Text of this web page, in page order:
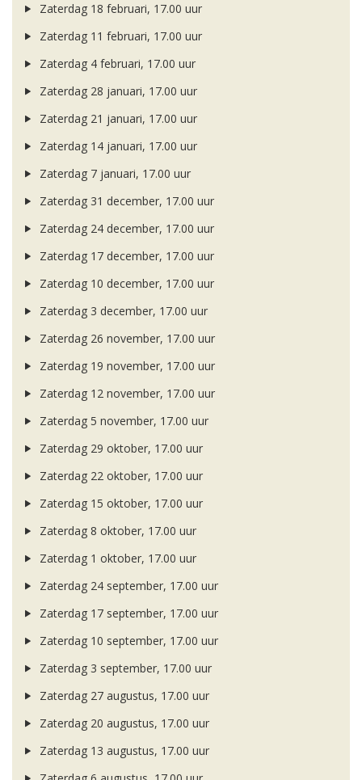
Zaterdag 18 februari, 17.00 uur
Zaterdag 11 februari, 17.00 uur
Zaterdag 4 februari, 17.00 uur
Zaterdag 28 januari, 17.00 uur
Zaterdag 21 januari, 17.00 uur
Zaterdag 14 januari, 17.00 uur
Zaterdag 7 januari, 17.00 uur
Zaterdag 31 december, 17.00 uur
Zaterdag 24 december, 17.00 uur
Zaterdag 17 december, 17.00 uur
Zaterdag 10 december, 17.00 uur
Zaterdag 3 december, 17.00 uur
Zaterdag 26 november, 17.00 uur
Zaterdag 19 november, 17.00 uur
Zaterdag 12 november, 17.00 uur
Zaterdag 5 november, 17.00 uur
Zaterdag 29 oktober, 17.00 uur
Zaterdag 22 oktober, 17.00 uur
Zaterdag 15 oktober, 17.00 uur
Zaterdag 8 oktober, 17.00 uur
Zaterdag 1 oktober, 17.00 uur
Zaterdag 24 september, 17.00 uur
Zaterdag 17 september, 17.00 uur
Zaterdag 10 september, 17.00 uur
Zaterdag 3 september, 17.00 uur
Zaterdag 27 augustus, 17.00 uur
Zaterdag 20 augustus, 17.00 uur
Zaterdag 13 augustus, 17.00 uur